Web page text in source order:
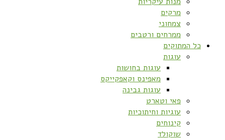
מרקים
צמחוני
ממרחים ורטבים
כל המתוקים
עוגות
עוגות בחושות
מאפינס וקאפקייקס
עוגות גבינה
פאי וטארט
עוגיות וחיתוכיות
קינוחים
שוקולד